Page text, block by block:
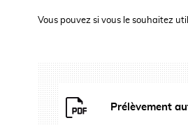
Vous pouvez si vous le souhaitez
Prélèvement